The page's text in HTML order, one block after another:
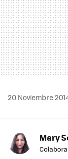
20 Noviembre
Mary